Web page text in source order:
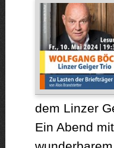
dem Linzer
Ein Abend